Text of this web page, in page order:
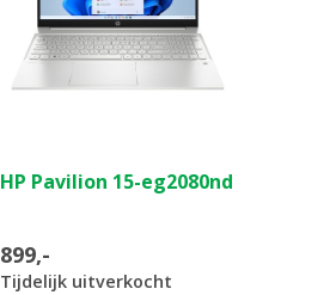
van
sterren.
HP Pavilion 15-eg2080nd
899,-
Tijdelijk uitverkocht